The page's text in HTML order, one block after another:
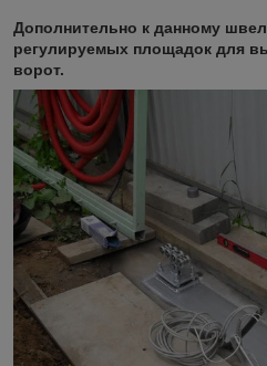
Дополнительно к данному
регулируемых площадок для
ворот.